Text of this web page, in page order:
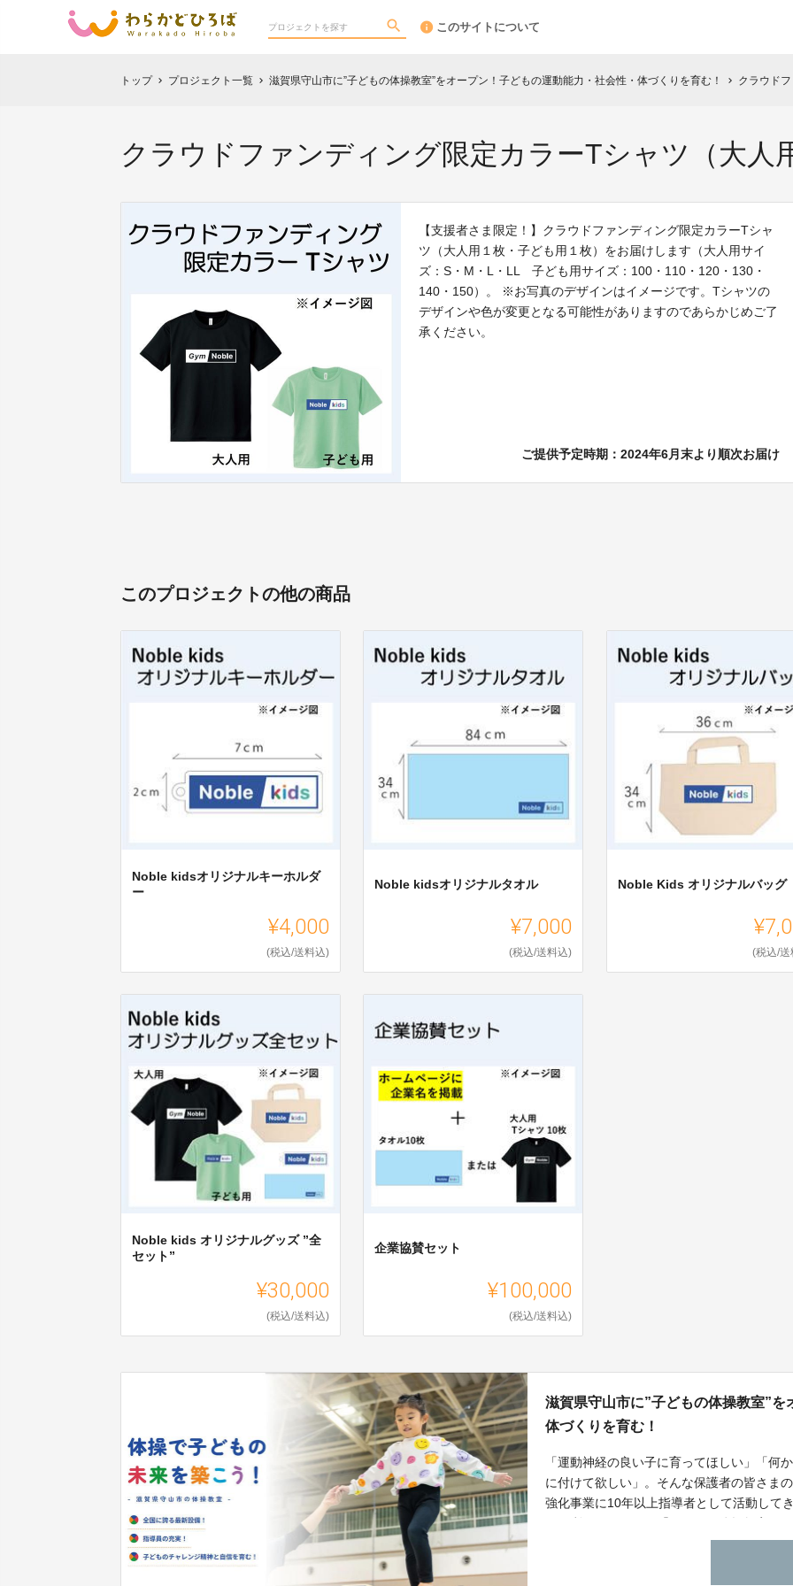
このサイトについて
トップ chevron_right プロジェクト一覧 chevron_right 滋賀県守山市に”子どもの体操教室”をオープン！子どもの運動能力・社会性・体づくりを育む！ chevron_right クラウド
クラウドファンディング限定カラーTシャツ（大人
【支援者さま限定！】クラウドファンディング限定カラーTシャ
ツ（大人用１枚・子ども用１枚）をお届けします（大人用サイ
ズ：S・M・L・LL 子ども用サイズ：100・110・120・130・
140・150）。 ※お写真のデザインはイメージです。Tシャツの
デザインや色が変更となる可能性がありますのであらかじめご了
承ください。
ご提供予定時期：2024年6月末より順次お届け
このプロジェクトの他の商品
Noble kidsオリジナルキーホルダ
ー
¥4,000
(税込/送料込)
Noble kidsオリジナルタオル
¥7,000
(税込/送料込)
Noble Kids オリジナルバッグ
(税込/送
Noble kids オリジナルグッズ ”全
セット”
¥30,000
(税込/送料込)
企業協賛セット
¥100,000
(税込/送料込)
滋賀県守山市に”子どもの体操教室”
体づくりを育む！
「運動神経の良い子に育ってほしい」「何
に付けて欲しい」。そんな保護者の皆さま
強化事業に10年以上指導者として活動して